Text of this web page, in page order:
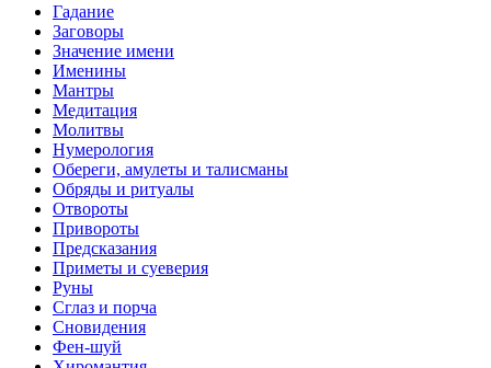
Гадание
Заговоры
Значение имени
Именины
Мантры
Медитация
Молитвы
Нумерология
Обереги, амулеты и талисманы
Обряды и ритуалы
Отвороты
Привороты
Предсказания
Приметы и суеверия
Руны
Сглаз и порча
Сновидения
Фен-шуй